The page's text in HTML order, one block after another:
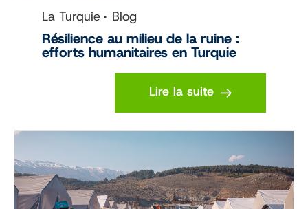
La Turquie Blog
Résilience au milieu de la ruine :
efforts humanitaires en Turquie
Lire la suite